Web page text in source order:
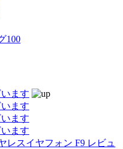
100
ます
ます
ます
ます
レスイヤフォン F9 レビュ